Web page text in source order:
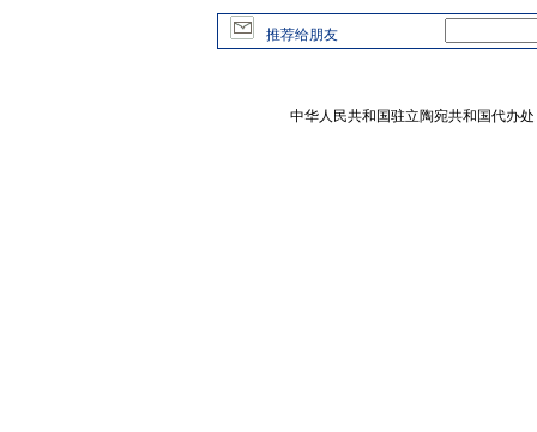
推荐给朋友
中华人民共和国驻立陶宛共和国代办处